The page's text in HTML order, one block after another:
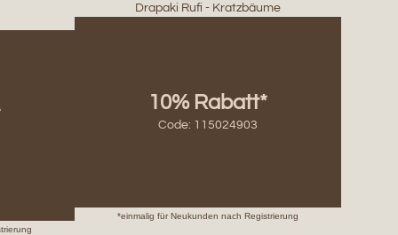
Drapaki Rufi - Kratzbäume
10% Rabatt*
Code: 115024903
*einmalig für Neukunden nach Registrierung